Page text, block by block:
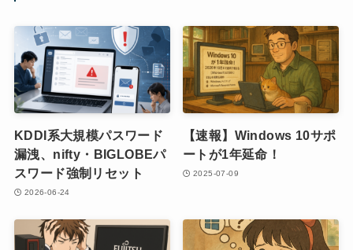
KDDI系大規模パスワード
漏洩、nifty・BIGLOBEパ
スワード強制リセット
2026-06-24
【速報】Windows 10サポ
ートが1年延命！
2025-07-09